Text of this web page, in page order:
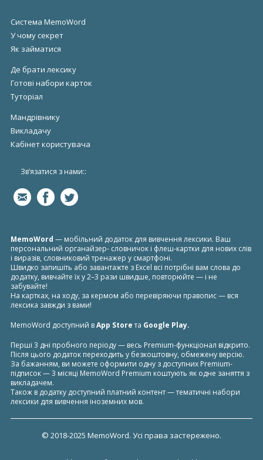
Система MemoWord
У чому секрет
Як займатися
Де брати лексику
Готові набори карток
Туторіал
Мандрівнику
Викладачу
Кабінеткористувача
Зв’язатися з нами::
MemoWord — мобільний додаток для вивчення лексики. Ваш
персональний органайзер- словничок i флеш-картки для нових слів
і виразів, словниковий тренажер у смартфоні.
Швидко запишіть або завантажте з Excel всі потрібні вам слова до
додатку, вивчайте їх у 2–3 рази швидше, повторюйте — і не
забувайте!
На картках, на ходу, за кермом або перевіряючи правопис — вся
лексика завжди з вами!
MemoWord доступний вApp Storeта Google Play.
Перші 3 дні пробного періоду — весь Premium-функціонал відкрито.
Після цього додаток переходить у безкоштовну, обмежену версію.
За бажанням, ви можете оформити одну з доступних Premium-
підписок — 3 місяці MemoWord Premium коштують як одне заняття з
викладачем.
Також в додатку доступний платний контент — тематичні набори
лексики для вивчення іноземних мов.
© 2018-2025 MemoWord. Усі права застережено.